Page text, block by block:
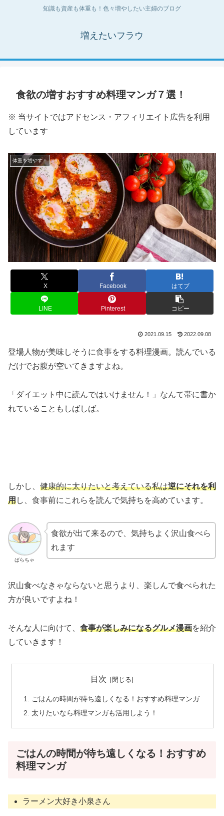
知識も資産も体重も！色々増やしたい主婦のブログ
増えたいフラウ
食欲の増すおすすめ料理マンガ７選！
※ 当サイトではアドセンス・アフィリエイト広告を利用
しています
体重を増やす！
X Facebook はてブ
LINE Pinterest コピー
2021.09.15 2022.09.08
登場人物が美味しそうに食事をする料理漫画。読んでいる
だけでお腹が空いてきますよね。
「ダイエット中に読んではいけません！」なんて帯に書か
れていることもしばしば。
しかし、 健康的に太りたいと考えている私は逆にそれを利
用し、食事前にこれらを読んで気持ちを高めています。
ばらちゃ
食欲が出て来るので、気持ちよく沢山食べら
れます
沢山食べなきゃならないと思うより、楽しんで食べられた
方が良いですよね！
そんな人に向けて、 食事が楽しみになるグルメ漫画を紹介
していきます！
目次
ごはんの時間が待ち遠しくなる！おすすめ料理マンガ
太りたいなら料理マンガも活用しよう！
ごはんの時間が待ち遠しくなる！おすすめ
料理マンガ
ラーメン大好き小泉さん